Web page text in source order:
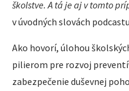
školstve. A tá je aj v tomto
v úvodných slovách
Ako hovorí, úlohou
pilierom pre rozvoj
zabezpečenie duševnej